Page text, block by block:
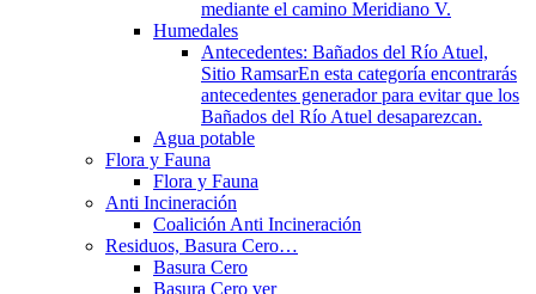
mediante el camino Meridiano V.
Humedales
Antecedentes: Bañados del Río Atuel,
Sitio RamsarEn esta categoría encontrarás
antecedentes generador para evitar que los
Bañados del Río Atuel desaparezcan.
Agua potable
Flora y Fauna
Flora y Fauna
Anti Incineración
Coalición Anti Incineración
Residuos, Basura Cero…
Basura Cero
Basura Cero ver